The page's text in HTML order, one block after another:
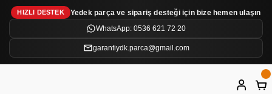
HIZLI DESTEK
Yedek parça ve sipariş desteği için bize hemen ulaşın
WhatsApp: 0536 621 72 20
garantiydk.parca@gmail.com